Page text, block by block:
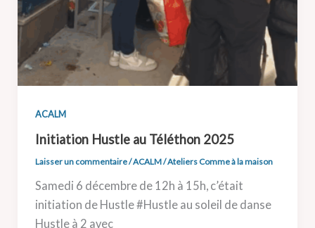
ACALM
Initiation Hustle au Téléthon 2025
Laisser un commentaire/ACALM/Ateliers Comme à la maison
Samedi 6 décembre de 12h à 15h, c’était
initiation de Hustle #Hustle au soleil de danse
Hustle à 2 avec